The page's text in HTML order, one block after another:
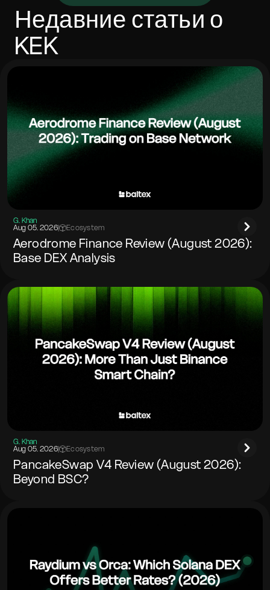
от сетевых расходов. Большинство обменов
завершается за несколько минут в зависимости от
подтверждений и загруженности. Указывайте
memo/тег, если целевая сеть этого требует.
Недавние статьи о
KEK
G. Khan
Aug 05. 2026| Ecosystem
Aerodrome Finance Review (August 2026):
Base DEX Analysis
G. Khan
Aug 05. 2026| Ecosystem
PancakeSwap V4 Review (August 2026):
Beyond BSC?